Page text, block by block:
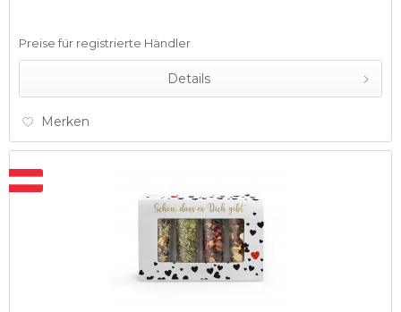
Preise für registrierte Händler
Details
Merken